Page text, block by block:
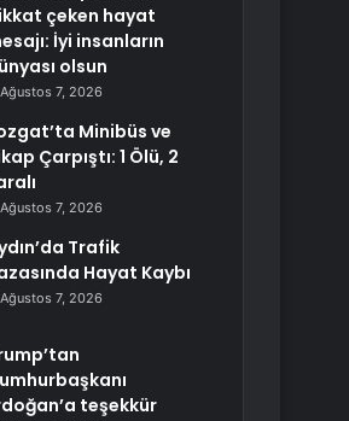
çeken hayat
İyi insanların
olsun
Ağustos 7, 2026
Minibüs ve
Çarpıştı: 1 Ölü, 2
Ağustos 7, 2026
Trafik
Hayat Kaybı
Ağustos 7, 2026
teşekkür